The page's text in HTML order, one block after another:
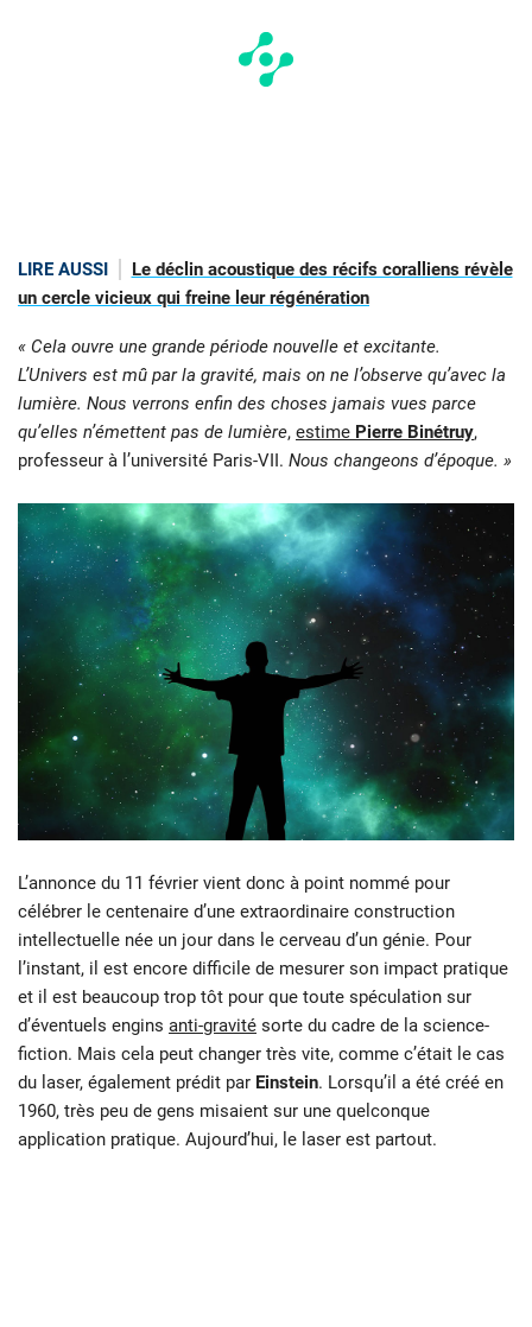
LIRE AUSSI
Le déclin acoustique des récifs coralliens révèle
un cercle vicieux qui freine leur régénération
« Cela ouvre une grande période nouvelle et excitante.
L’Univers est mû par la gravité, mais on ne l’observe qu’avec la
lumière. Nous verrons enfin des choses jamais vues parce
qu’elles n’émettent pas de lumière, estime Pierre Binétruy,
professeur à l’université Paris-VII. Nous changeons d’époque. »
L’annonce du 11 février vient donc à point nommé pour
célébrer le centenaire d’une extraordinaire construction
intellectuelle née un jour dans le cerveau d’un génie. Pour
l’instant, il est encore difficile de mesurer son impact pratique
et il est beaucoup trop tôt pour que toute spéculation sur
d’éventuels engins anti-gravité sorte du cadre de la science-
fiction. Mais cela peut changer très vite, comme c’était le cas
du laser, également prédit par Einstein. Lorsqu’il a été créé en
1960, très peu de gens misaient sur une quelconque
application pratique. Aujourd’hui, le laser est partout.